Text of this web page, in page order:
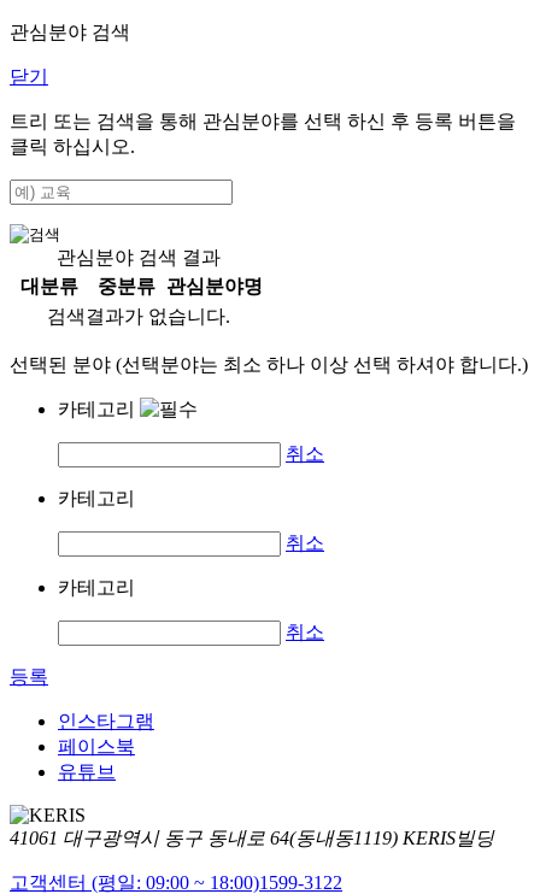
관심분야 검색
닫기
트리 또는 검색을 통해 관심분야를 선택 하신 후 등록 버튼을
클릭 하십시오.
관심분야 검색 결과
대분류
중분류
관심분야명
검색결과가 없습니다.
선택된 분야 (선택분야는 최소 하나 이상 선택 하셔야 합니다.)
카테고리
취소
카테고리
취소
카테고리
취소
등록
인스타그램
페이스북
유튜브
41061 대구광역시 동구 동내로 64(동내동1119) KERIS빌딩
고객센터 (평일: 09:00 ~ 18:00)1599-3122